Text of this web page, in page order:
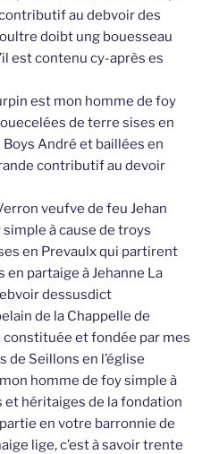
au debvoir des
doibt ung bouesseau
est contenu cy-après es
est mon homme de foy
de terre sises en
André et baillées en
contributif au devoir
veufve de feu Jehan
à cause de troys
en Prevaulx qui partirent
partaige à Jehanne La
dessusdict
de la Chappelle de
et fondée par mes
Seillons en l’église
homme de foy simple à
et héritaiges de la fondation
en votre barronnie de
lige, c’est à savoir trente